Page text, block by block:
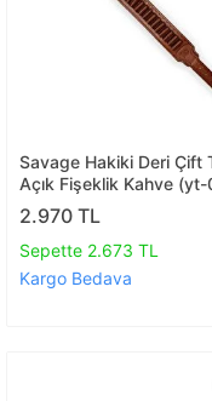
Savage Hakiki Deri Çift
Açık Fişeklik Kahve (yt-
2.970 TL
Sepette 2.673 TL
Kargo Bedava